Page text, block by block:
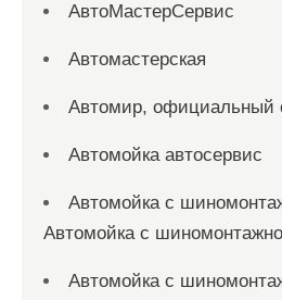
АвтоМастерСервис
Автомастерская
Автомир, официальный
Автомойка автосервис
Автомойка с
Автомойка с
Автомойка с